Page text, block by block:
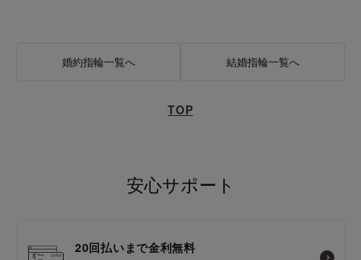
婚約指輪一覧へ 結婚指輪一覧へ
TOP
安心サポート
20回払いまで金利無料